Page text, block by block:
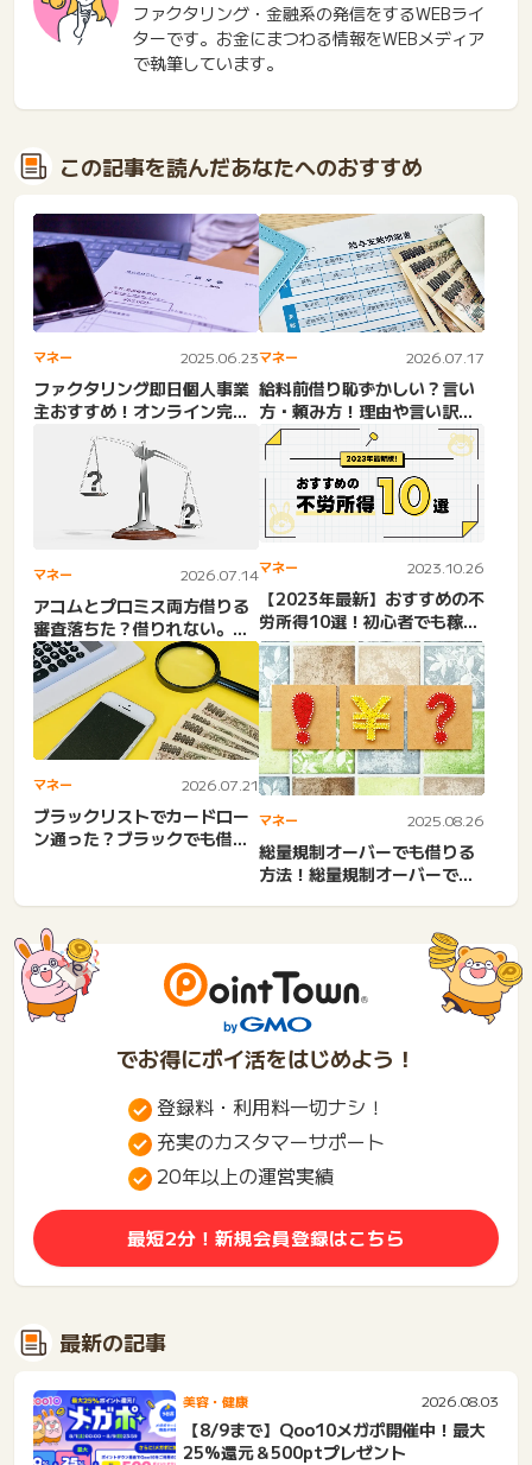
ファクタリング・金融系の発信をするWEBライ
ターです。お金にまつわる情報をWEBメディア
で執筆しています。
この記事を読んだあなたへのおすすめ
マネー 2025.06.23
ファクタリング即日個人事業
主おすすめ！オンライン完
結・急ぎの資金調達・審査な
マネー 2026.07.17
給料前借り恥ずかしい？言い
方・頼み方！理由や言い訳。
バイト・前借りできない・
断...
マネー 2026.07.14
アコムとプロミス両方借りる
審査落ちた？借りれない。金
利・レイク・アイフル・SM...
マネー 2023.10.26
【2023年最新】おすすめの不
労所得10選！初心者でも稼げ
るコツを徹底解説
マネー 2026.07.21
ブラックリストでカードロー
ン通った？ブラックでも借り
マネー 2025.08.26
総量規制オーバーでも借りる
方法！総量規制オーバーでも
でお得にポイ活をはじめよう！
登録料・利用料一切ナシ！
充実のカスタマーサポート
20年以上の運営実績
最短2分！新規会員登録はこちら
最新の記事
美容・健康 2026.08.03
【8/9まで】Qoo10メガポ開催中！最大
25%還元＆500ptプレゼント